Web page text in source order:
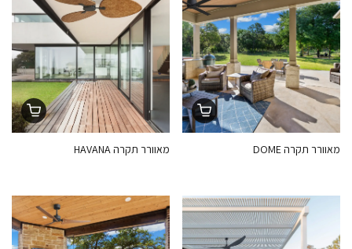
מאוורר תקרה DOME מאוורר תקרה HAVANA